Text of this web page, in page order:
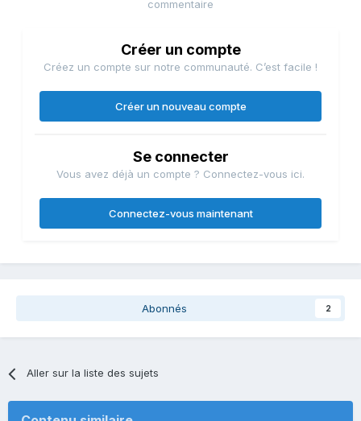
pas mort ! On va se relever.
"La victoire aime l'effort" comme on dit. Tous ceux qui
font ou on fait du cyclisme en compétition savent à
quel point la pente peut parfois être rude et sournoise.
une conséquence d'une prise de risque inutile dans le
peloton, non, c'est carrément un 38 tonnes qui vient de
Alors en ces moments difficiles que nous traversons,
nous allons avoir besoin de vous. Rassurez-vous, on ne
pourrons à nouveau publier (dans les tout prochains
le maximum de publication. Rien que ces deux petites
générer de nouveau beaucoup de trafic sur cette page
commentaire
Créer un compte
Créez un compte sur notre communauté. C’est facile !
Créer un nouveau compte
Se connecter
Vous avez déjà un compte ? Connectez-vous ici.
Connectez-vous maintenant
Abonnés 2
Aller sur la liste des sujets